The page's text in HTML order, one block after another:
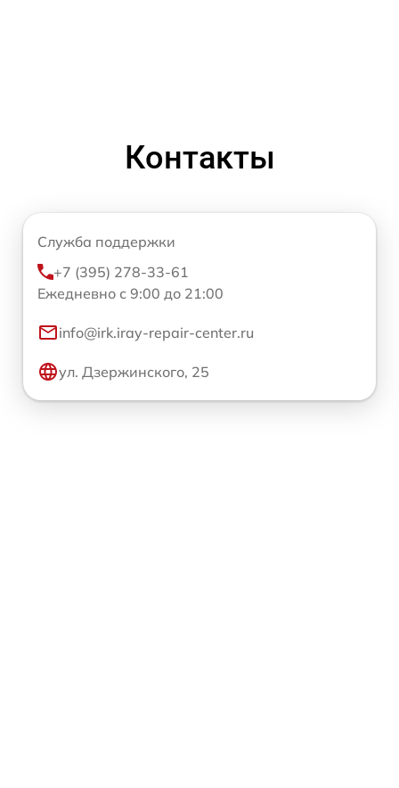
Контакты
Служба поддержки
+7 (395) 278-33-61
Ежедневно с 9:00 до 21:00
info@irk.iray-repair-center.ru
ул. Дзержинского, 25